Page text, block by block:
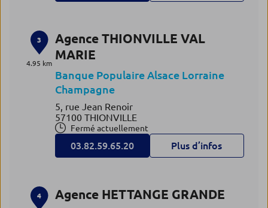
3
4.95 km
Agence THIONVILLE VAL
MARIE
Banque Populaire Alsace Lorraine
Champagne
5, rue Jean Renoir
57100 THIONVILLE
Fermé actuellement
03.82.59.65.20 Plus d’infos
4 Agence HETTANGE GRANDE